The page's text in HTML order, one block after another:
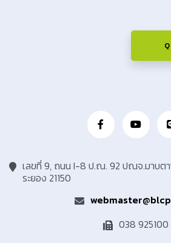
เลขที่ 9, ถนน I-8 ป.ณ. 92 ปณจ.มาบต
ระยอง 21150
038 925100